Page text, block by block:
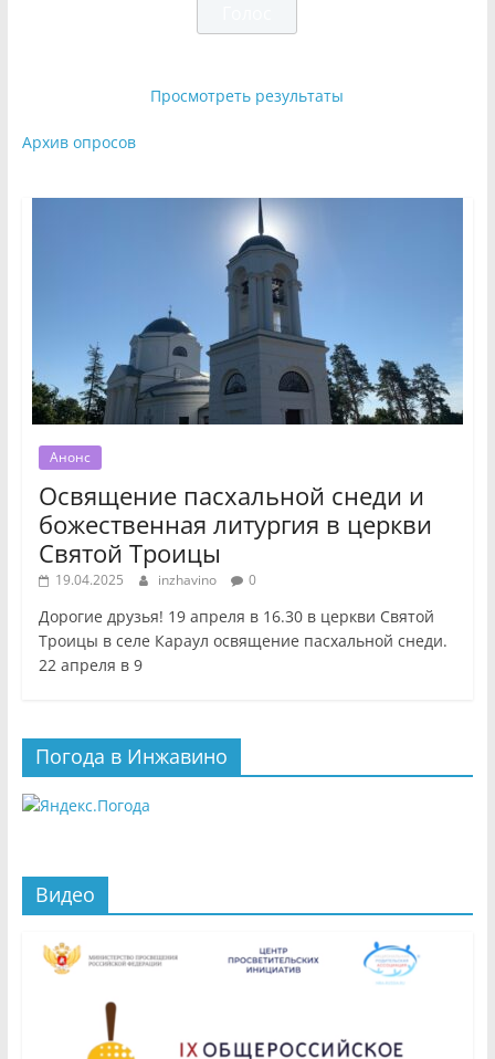
Просмотреть результаты
Архив опросов
Анонс
Освящение пасхальной снеди и
божественная литургия в церкви
Святой Троицы
19.04.2025 inzhavino 0
Дорогие друзья! 19 апреля в 16.30 в церкви Святой
Троицы в селе Караул освящение пасхальной снеди.
22 апреля в 9
Погода в Инжавино
Видео